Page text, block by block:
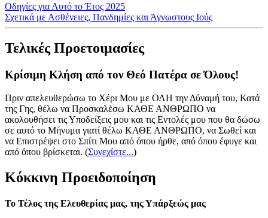
Οδηγίες για Αυτό το Έτος 2025
Σχετικά με Ασθένειες, Πανδημίες και Άγνωστους Ιούς
Τελικές Προετοιμασίες
Κρίσιμη Κλήση από τον Θεό Πατέρα σε Όλους!
Πριν απελευθερώσω το Χέρι Μου με ΟΛΗ την Δύναμή του, Κατά
της Γης, θέλω να Προσκαλέσω ΚΑΘΕ ΑΝΘΡΩΠΟ να
ακολουθήσει τις Υποδείξεις μου και τις Εντολές μου που θα δώσω
σε αυτό το Μήνυμα γιατί θέλω ΚΑΘΕ ΑΝΘΡΩΠΟ, να Σωθεί και
να Επιστρέψει στο Σπίτι Μου από όπου ήρθε, από όπου έφυγε και
από όπου βρίσκεται. (Συνεχίστε...)
Κόκκινη Προειδοποίηση
Το Τέλος της Ελευθερίας μας, της Υπάρξεώς μας